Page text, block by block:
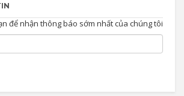
để nhận thông báo sớm nhất của chúng tôi